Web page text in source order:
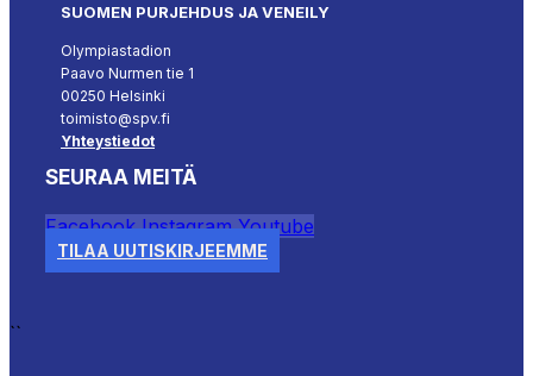
SUOMEN PURJEHDUS JA VENEILY
Olympiastadion
Paavo Nurmen tie 1
00250 Helsinki
toimisto@spv.fi
Yhteystiedot
SEURAA MEITÄ
Facebook Instagram Youtube
TILAA UUTISKIRJEEMME
``